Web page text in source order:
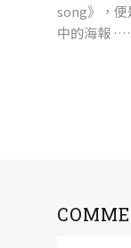
song》，
中的海報